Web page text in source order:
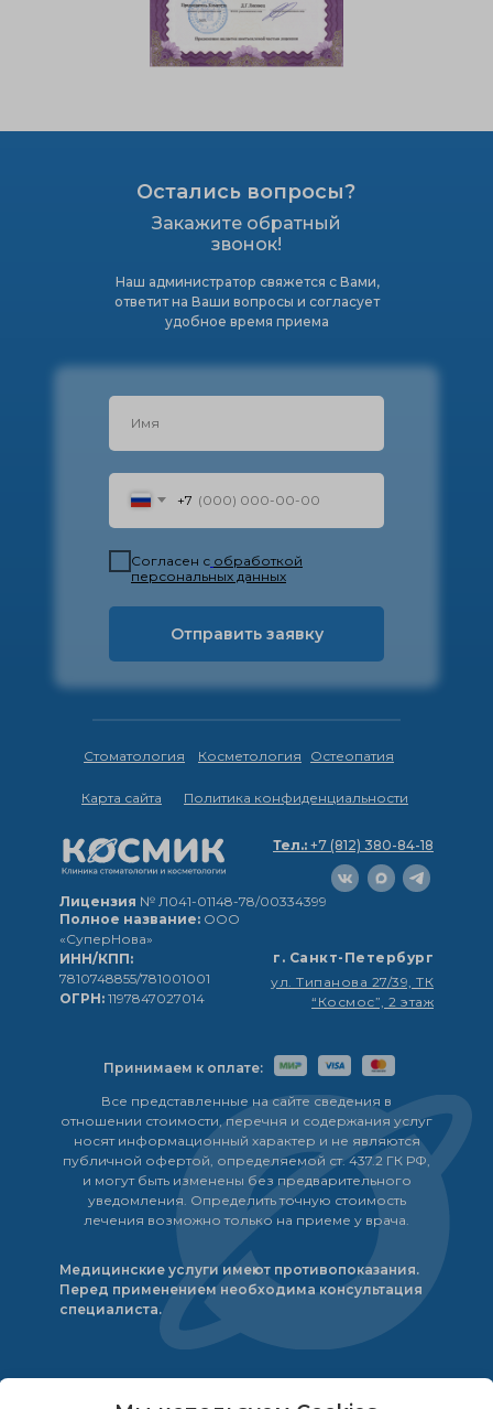
Остались вопросы?
+7
Согласен с обработкой
персональных данных
Отправить заявку
Наш администратор свяжется с Вами,
ответит на Ваши вопросы и согласует
удобное время приема
Закажите обратный
звонок!
Тел.: +7 (812) 380-84-18
196211, г. Санкт-
ул. Типанова 27/39, ТК
“Космос”, 2 этаж
г. Санкт-Петербург
Лицензия № Л041-01148-78/00334399
Полное название: ООО
«СуперНова»
ИНН/КПП:
7810748855/781001001
ОГРН: 1197847027014
Все представленные на сайте сведения в
отношении стоимости, перечня и содержания услуг
носят информационный характер и не являются
публичной офертой, определяемой ст. 437.2 ГК РФ,
и могут быть изменены без предварительного
уведомления. Определить точную стоимость
лечения возможно только на приеме у врача.
Медицинские услуги имеют противопоказания.
Перед применением необходима консультация
специалиста.
Стоматология Косметология
Принимаем к оплате:
Остеопатия
Карта сайта Политика конфиденциальности